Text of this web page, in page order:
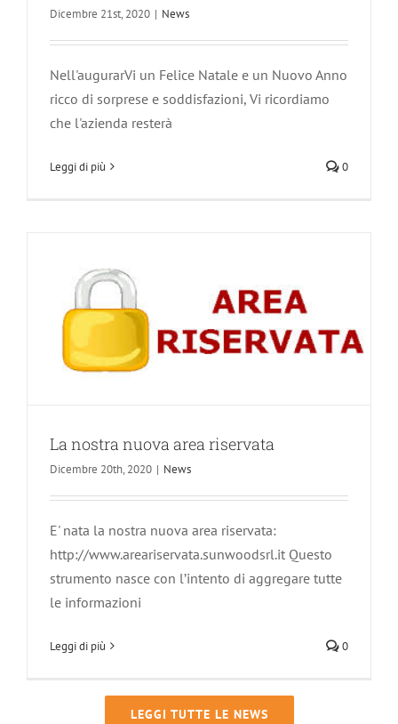
Dicembre 21st, 2020 | News
Nell'augurarVi un Felice Natale e un Nuovo Anno
ricco di sorprese e soddisfazioni, Vi ricordiamo
che l'azienda resterà
Leggi di più 0
La nostra nuova area riservata
La nostra nuova area riservata
Dicembre 20th, 2020 | News
E' nata la nostra nuova area riservata:
http://www.areariservata.sunwoodsrl.it Questo
strumento nasce con l’intento di aggregare tutte
le informazioni
Leggi di più 0
LEGGI TUTTE LE NEWS